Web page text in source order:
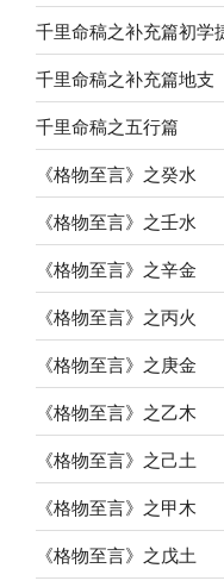
千里命稿之补充篇初学
千里命稿之补充篇地支
千里命稿之五行篇
《格物至言》之癸水
《格物至言》之壬水
《格物至言》之辛金
《格物至言》之丙火
《格物至言》之庚金
《格物至言》之乙木
《格物至言》之己土
《格物至言》之甲木
《格物至言》之戊土